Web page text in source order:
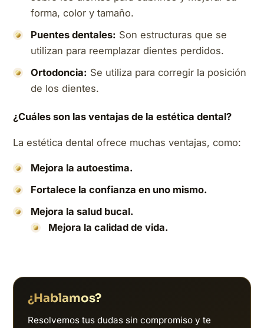
forma, color y tamaño.
Puentes dentales: Son estructuras que se
utilizan para reemplazar dientes perdidos.
Ortodoncia: Se utiliza para corregir la posición
de los dientes.
¿Cuáles son las ventajas de la estética dental?
La estética dental ofrece muchas ventajas, como:
Mejora la autoestima.
Fortalece la confianza en uno mismo.
Mejora la salud bucal.
Mejora la calidad de vida.
¿Hablamos?
Resolvemos tus dudas sin compromiso y te